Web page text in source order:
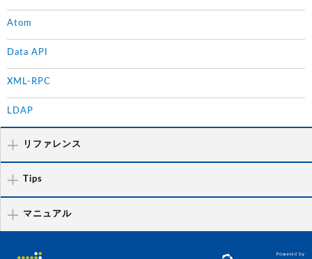
Atom
Data API
XML-RPC
LDAP
リファレンス
Tips
マニュアル